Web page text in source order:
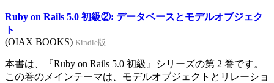
Ruby on Rails 5.0 初級②: データベースとモデルオブジェク
ト
(OIAX BOOKS) Kindle版
本書は、『Ruby on Rails 5.0 初級』シリーズの第 2 巻です。
この巻のメインテーマは、モデルオブジェクトとリレーショ